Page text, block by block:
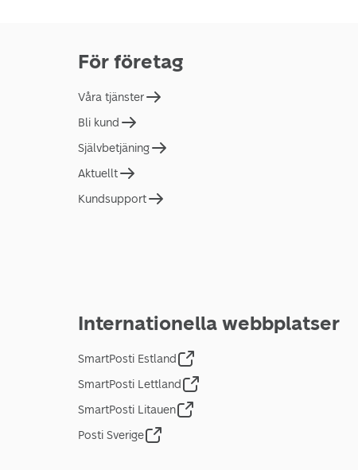
För företag
Våra tjänster
Bli kund
Självbetjäning
Aktuellt
Kundsupport
Internationella webbplatser
SmartPosti Estland
SmartPosti Lettland
SmartPosti Litauen
Posti Sverige